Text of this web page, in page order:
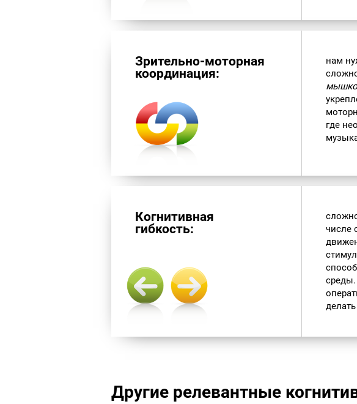
Зрительно-моторная
координация:
нам
где
Когнитивная
гибкость:
числе
Другие релевантные